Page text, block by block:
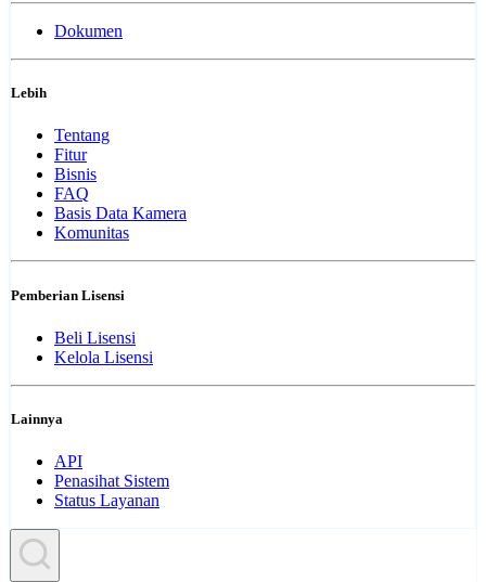
Dokumen
Lebih
Tentang
Fitur
Bisnis
FAQ
Basis Data Kamera
Komunitas
Pemberian Lisensi
Beli Lisensi
Kelola Lisensi
Lainnya
API
Penasihat Sistem
Status Layanan